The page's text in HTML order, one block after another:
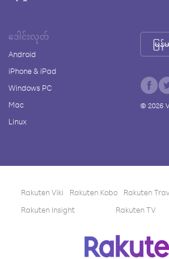
ဒေါင်းလုတ်
Android
iPhone & iPad
Windows PC
Mac
Linux
မြန်
© 2026
Rakuten Viki Rakuten Kobo Rakuten
Rakuten Insight
Rakuten TV